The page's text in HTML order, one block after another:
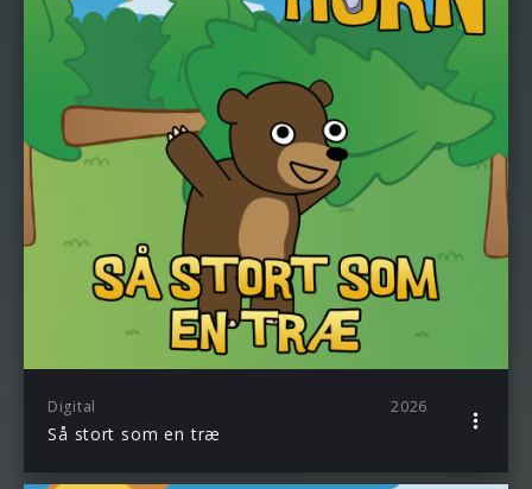
Digital 2026
Så stort som en træ